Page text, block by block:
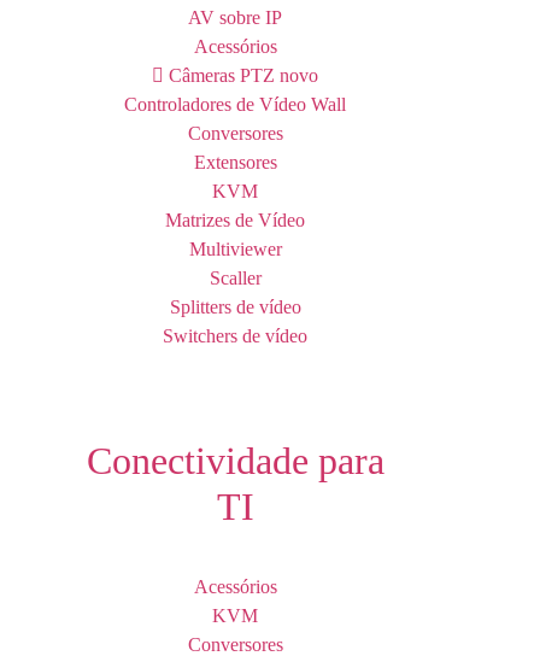
AV sobre IP
Acessórios
Câmeras PTZ novo
Controladores de Vídeo Wall
Conversores
Extensores
KVM
Matrizes de Vídeo
Multiviewer
Scaller
Splitters de vídeo
Switchers de vídeo
Conectividade para
TI
Acessórios
KVM
Conversores